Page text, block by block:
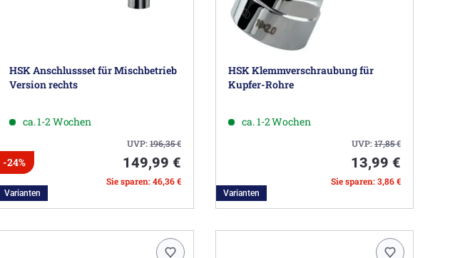
HSK Anschlussset für Mischbetrieb
Version rechts
ca. 1-2 Wochen
UVP:196,35€
-24% 149,99 €
Sie sparen: 46,36 €
Varianten
HSK Klemmverschraubung für
Kupfer-Rohre
ca. 1-2 Wochen
UVP:17,85€
13,99 €
Sie sparen: 3,86 €
Varianten